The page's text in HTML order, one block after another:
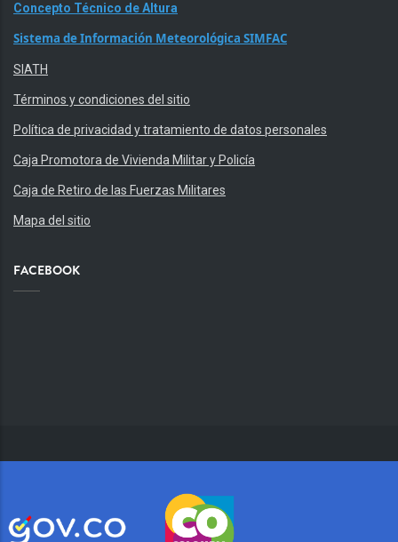
Concepto Técnico de Altura
Sistema de Información Meteorológica SIMFAC
SIATH
Términos y condiciones del sitio
Política de privacidad y tratamiento de datos personales
Caja Promotora de Vivienda Militar y Policía
Caja de Retiro de las Fuerzas Militares
Mapa del sitio
FACEBOOK